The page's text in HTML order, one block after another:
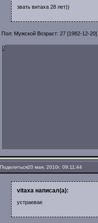
звать витаха 28 лет))
Пол: Мужской Возраст: 27
0
Поделиться20 мая, 2010г. 09:11:44
vitaxa написал(а):
устраевае